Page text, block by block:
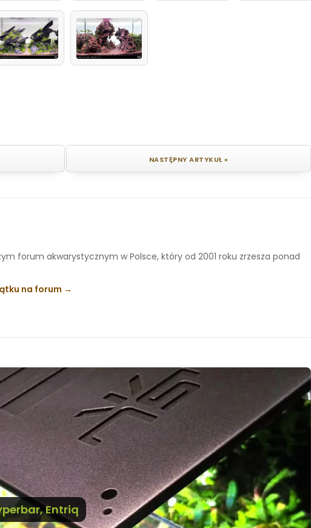
NASTĘPNY ARTYKUŁ »
forum akwarystycznym w Polsce, który od 2001 roku zrzesza ponad
na forum
Entriq